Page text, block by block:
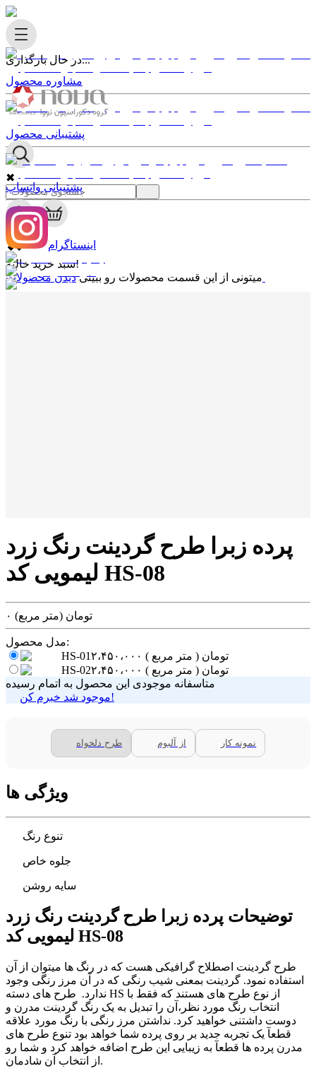
در حال بارگذاری...
✖
0
✖
سبد خرید خالیه!
میتونی از این قسمت محصولات رو ببینی
مشاوره محصول
پشتیبانی محصول
پشتیبانی واتساپ
اینستاگرام
پرده زبرا طرح گردینت رنگ زرد
لیمویی کد HS-08
۰ تومان (متر مربع)
مدل محصول:
HS-01۲،۴۵۰،۰۰۰ تومان ( متر مربع )
HS-02۲،۴۵۰،۰۰۰ تومان ( متر مربع )
متاسفانه موجودی این محصول به اتمام رسیده
موجود شد خبرم کن!
طرح دلخواه از آلبوم نمونه کار
ویژگی ها
تنوع رنگ
جلوه خاص
سایه روشن
توضیحات پرده زبرا طرح گردینت رنگ زرد
لیمویی کد HS-08
طرح گردینت اصطلاح گرافیکی هست که در رنگ ها میتوان از آن
استفاده نمود. گردینت بمعنی شیب رنگی که در آن مرز رنگی وجود
ندارد. طرح های دسته HS از نوع طرح های هستند که فقط با
انتخاب رنگ مورد نظر،آن را تبدیل به یک رنگ گردینت مدرن و
دوست داشتنی خواهید کرد. نداشتن مرز رنگی با رنگ مورد علاقه
قطعآ یک تجربه جدید بر روی پرده شما خواهد بود تنوع طرح های
مدرن پرده ها قطعآ به زیبایی این طرح اضافه خواهد کرد و شما رو
از انتخاب آن شادمان.